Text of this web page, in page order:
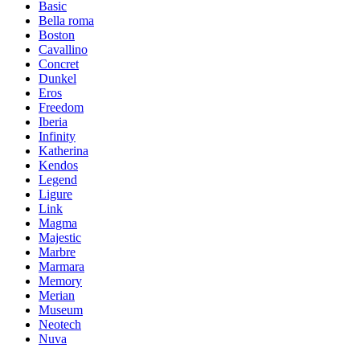
Basic
Bella roma
Boston
Cavallino
Concret
Dunkel
Eros
Freedom
Iberia
Infinity
Katherina
Kendos
Legend
Ligure
Link
Magma
Majestic
Marbre
Marmara
Memory
Merian
Museum
Neotech
Nuva